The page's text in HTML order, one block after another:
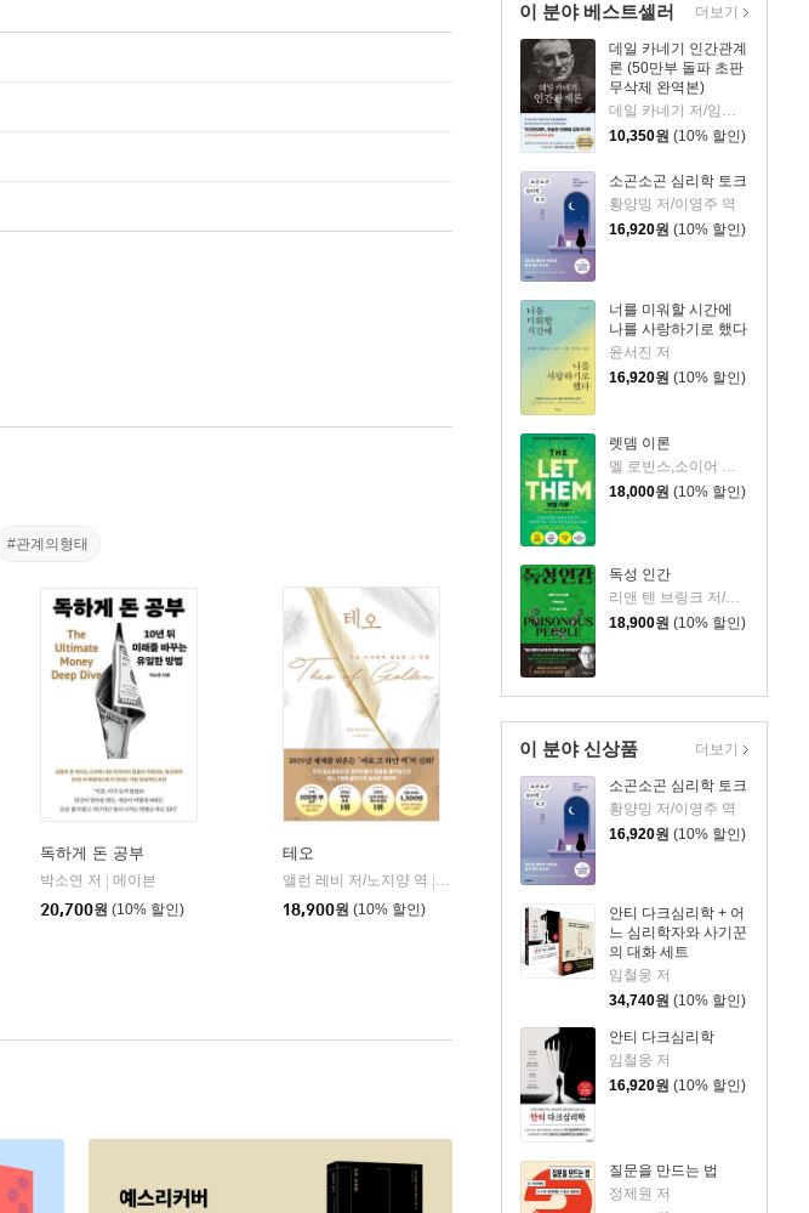
이 분야 베스트셀러
데일 카네기 인간관계
론 (50만부 돌파 초판
무삭제 완역본)
데일 카네기 저/임상훈 역
10,350원 (10% 할인)
소곤소곤 심리학 토크
황양밍 저/이영주 역
16,920원 (10% 할인)
너를 미워할 시간에
나를 사랑하기로 했다
윤서진 저
16,920원 (10% 할인)
렛뎀 이론
18,000원 (10% 할인)
독성 인간
18,900원 (10% 할인)
더보기
이 분야 신상품
소곤소곤 심리학 토크
황양밍 저/이영주 역
16,920원 (10% 할인)
안티 다크심리학 + 어
느 심리학자와 사기꾼
의 대화 세트
임철웅 저
34,740원 (10% 할인)
안티 다크심리학
임철웅 저
16,920원 (10% 할인)
질문을 만드는 법
정제원 저
더보기
#관계의형태
독하게 돈 공부
박소연 저
메이븐
20,700원 (10% 할인)
테오
앨런 레비 저/노지양 역
오팬하우스
18,900원 (10% 할인)